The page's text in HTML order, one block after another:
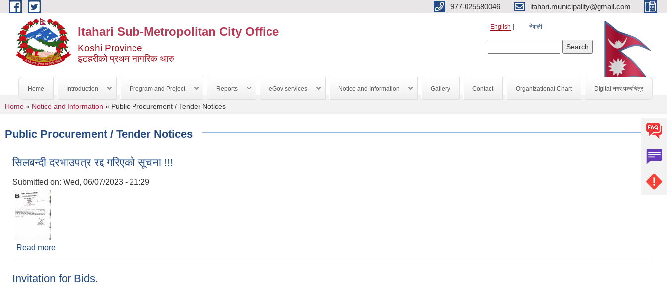
Skip to main content 977-025580046 itahari.municipality@gmail.com
Itahari Sub-Metropolitan City Office
Koshi Province
इटहरीको प्रथम नागरिक थारु
English नेपाली
Home Introduction Program and Project Reports eGov services Notice and Information Gallery Contact Organizational Chart Digital नगर पश्चचित्र
You are here
Home » Notice and Information » Public Procurement / Tender Notices
Public Procurement / Tender Notices
सिलबन्दी दरभाउपत्र रद्द गरिएको सूचना !!!
Submitted on: Wed, 06/07/2023 - 21:29
Read more
Invitation for Bids.